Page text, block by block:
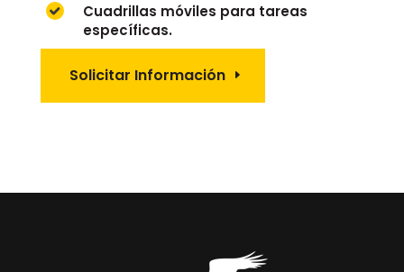
Cuadrillas móviles para tareas
específicas.
Solicitar Información